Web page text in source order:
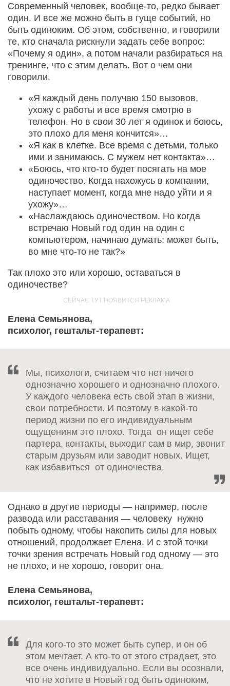
Современный человек, вообще-то, редко бывает
один. И все же можно быть в гуще событий, но
быть одиноким. Об этом, собственно, и говорили
те, кто сначала рискнули задать себе вопрос:
«Почему я один», а потом начали разбираться на
тренинге, что с этим делать. Вот о чем они
говорили.
«Я каждый день получаю 150 вызовов,
ухожу с работы и все время смотрю в
телефон. Но в свои 30 лет я одинок и боюсь,
это плохо для меня кончится»…
«Я как в клетке. Все время с детьми, только
ими и занимаюсь. С мужем нет контакта»…
«Боюсь, что кто-то будет посягать на мое
одиночество. Когда нахожусь в компании,
наступает момент, когда мне надо уйти и я
ухожу»…
«Наслаждаюсь одиночеством. Но когда
встречаю Новый год один на один с
компьютером, начинаю думать: может быть,
во мне что-то не так?»
Так плохо это или хорошо, оставаться в
одиночестве?
Елена Семьянова,
психолог, гештальт-терапевт:
Мы, психологи, считаем что нет ничего
однозначно хорошего и однозначно плохого.
У каждого человека есть свой этап в жизни,
свои потребности. И поэтому в какой-то
период жизни по его индивидуальным
ощущениям это плохо. Тогда он ищет себе
партера, контакты, выходит сам в мир, звонит
старым друзьям или заводит новых. Ищет,
как избавиться от одиночества.
Однако в другие периоды — например, после
развода или расставания — человеку нужно
побыть одному, чтобы накопить силы для новых
отношений, продолжает Елена. И с этой точки
точки зрения встречать Новый год одному — это
не плохо, и не хорошо, говорит она.
Елена Семьянова,
психолог, гештальт-терапевт:
Для кого-то это может быть супер, и он об
этом мечтает. А кто-то от этого страдает, это
все очень индивидуально. Если вы осознали,
что не хотите в Новый год быть одиноким,